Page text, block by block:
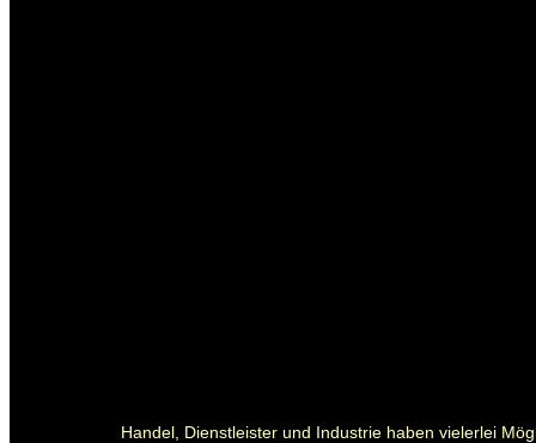
Handel, Dienstleister und Industrie haben vielerlei